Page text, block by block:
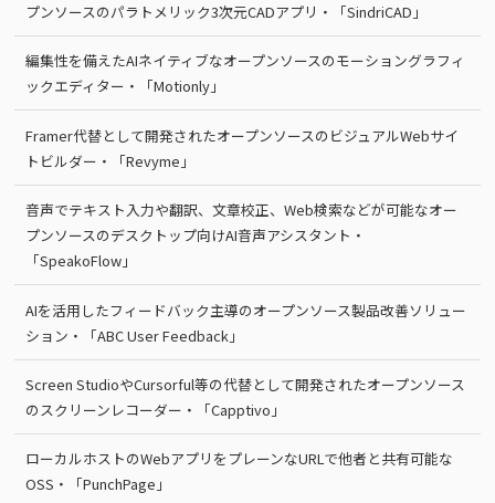
プンソースのパラトメリック3次元CADアプリ・「SindriCAD」
編集性を備えたAIネイティブなオープンソースのモーショングラフィ
ックエディター・「Motionly」
Framer代替として開発されたオープンソースのビジュアルWebサイ
トビルダー・「Revyme」
音声でテキスト入力や翻訳、文章校正、Web検索などが可能なオー
プンソースのデスクトップ向けAI音声アシスタント・
「SpeakoFlow」
AIを活用したフィードバック主導のオープンソース製品改善ソリュー
ション・「ABC User Feedback」
Screen StudioやCursorful等の代替として開発されたオープンソース
のスクリーンレコーダー・「Capptivo」
ローカルホストのWebアプリをプレーンなURLで他者と共有可能な
OSS・「PunchPage」